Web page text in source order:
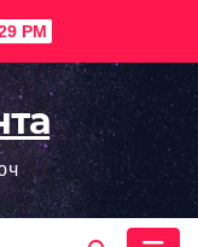
PM